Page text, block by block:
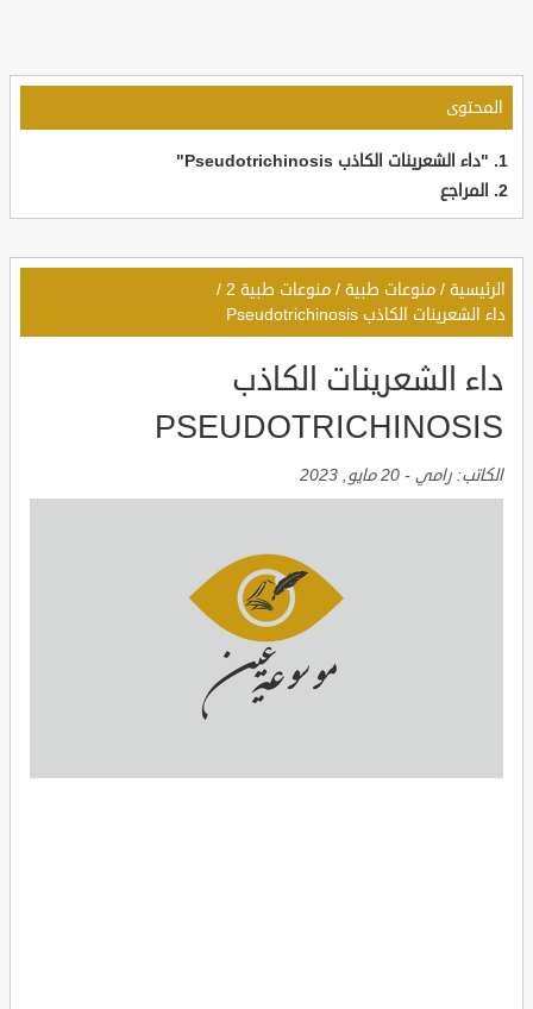
المحتوى
"داء الشعرينات الكاذب Pseudotrichinosis"
المراجع
الرئيسية / منوعات طبية / منوعات طبية 2
/
داء الشعرينات الكاذب Pseudotrichinosis
داء الشعرينات الكاذب
PSEUDOTRICHINOSIS
الكاتب: رامي - 20 مايو, 2023